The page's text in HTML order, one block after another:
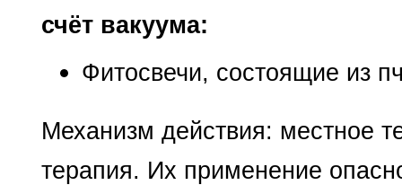
счёт вакуума:
Фитосвечи, состоящие из
Механизм действия: местное
терапия. Их применение